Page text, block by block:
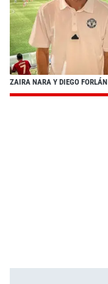
ZAIRA NARA Y DIEGO FORLÁN